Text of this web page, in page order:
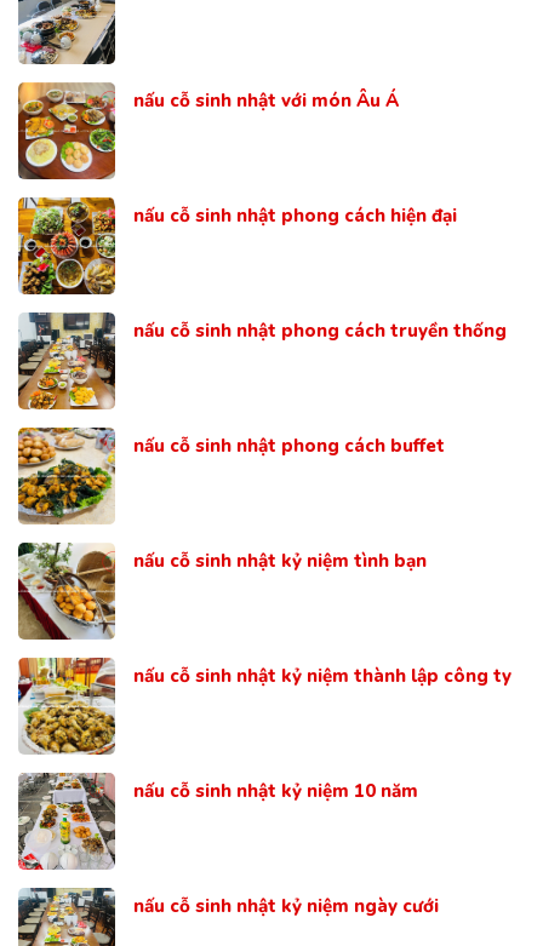
nấu cỗ sinh nhật với món Âu Á
nấu cỗ sinh nhật phong cách hiện đại
nấu cỗ sinh nhật phong cách truyền thống
nấu cỗ sinh nhật phong cách buffet
nấu cỗ sinh nhật kỷ niệm tình bạn
nấu cỗ sinh nhật kỷ niệm thành lập công ty
nấu cỗ sinh nhật kỷ niệm 10 năm
nấu cỗ sinh nhật kỷ niệm ngày cưới